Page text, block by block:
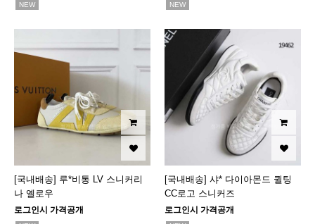
NEW NEW
[국내배송] 루*비통 LV 스니커리
나 옐로우
로그인시 가격공개
[국내배송] 샤* 다이아몬드 퀼팅
CC로고 스니커즈
로그인시 가격공개